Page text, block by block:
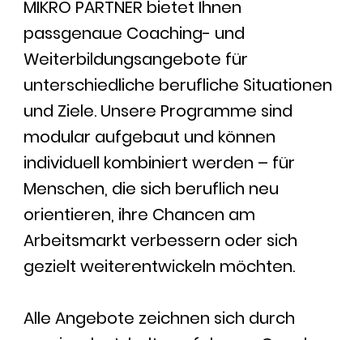
MIKRO PARTNER bietet Ihnen
passgenaue Coaching- und
Weiterbildungsangebote für
unterschiedliche berufliche Situationen
und Ziele. Unsere Programme sind
modular aufgebaut und können
individuell kombiniert werden – für
Menschen, die sich beruflich neu
orientieren, ihre Chancen am
Arbeitsmarkt verbessern oder sich
gezielt weiterentwickeln möchten.
Alle Angebote zeichnen sich durch